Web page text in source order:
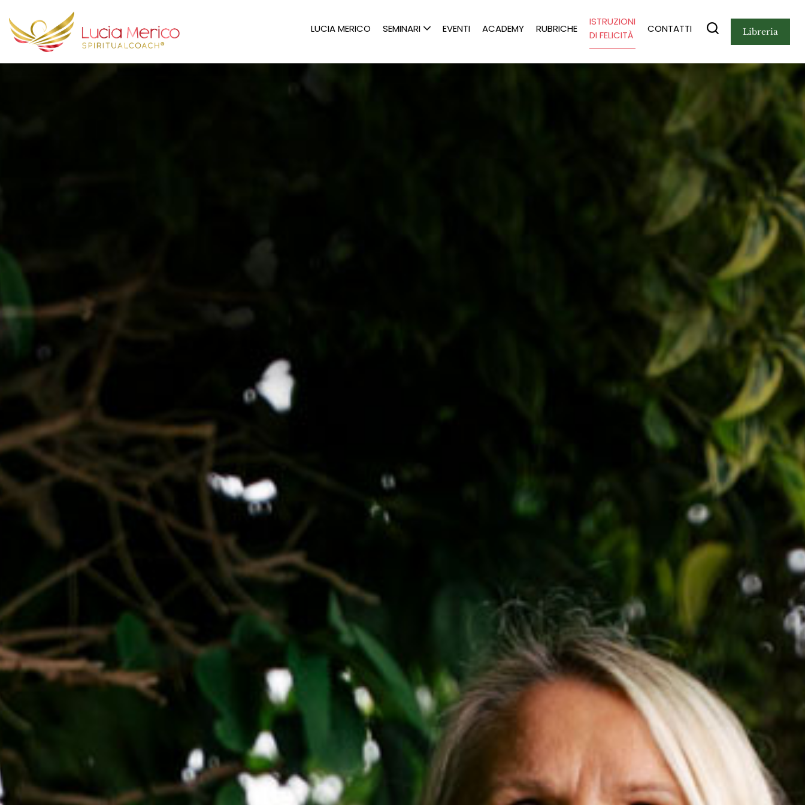
LUCIA MERICO SEMINARI EVENTI ACADEMY RUBRICHE
ISTRUZIONI
DI FELICITÀ
CONTATTI libreria